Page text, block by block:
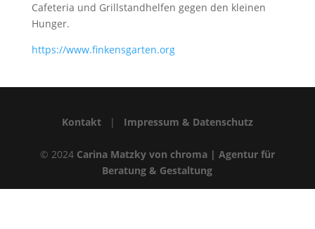
Cafeteria und Grillstandhelfen gegen den kleinen
Hunger.
https://www.finkensgarten.org
Kontakt | Impressum & Datenschutz
© 2024 Carina Matzky von chroma | Agentur für
Beratung & Gestaltung